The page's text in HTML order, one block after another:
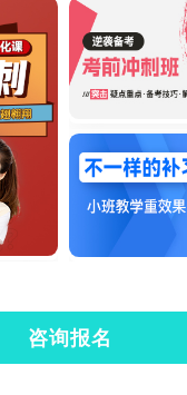
咨询报名